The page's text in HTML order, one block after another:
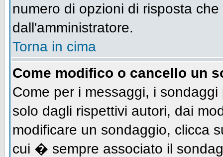
numero di opzioni di risposta
dall'amministratore.
Torna in cima
Come modifico o cancello un
Come per i messaggi, i
solo dagli rispettivi autori, dai
modificare un sondaggio, clicca
cui � sempre associato il